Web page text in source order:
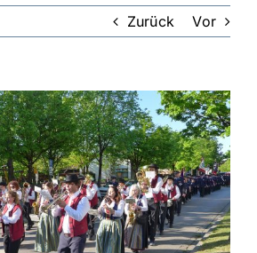
Zurück Vor